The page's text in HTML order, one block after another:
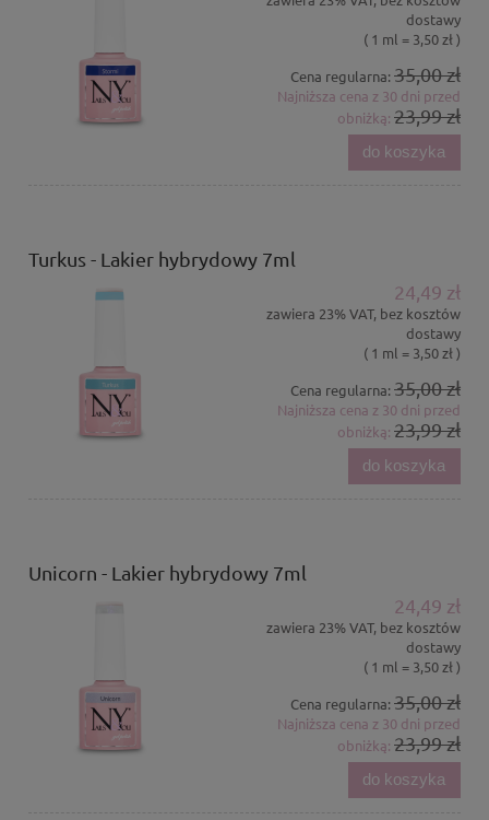
dostawy
( 1 ml = 3,50 zł )
Cena regularna: 35,00 zł
Najniższa cena z 30 dni przed
obniżką: 23,99 zł
do koszyka
Turkus - Lakier hybrydowy 7ml
24,49 zł
zawiera 23% VAT, bez kosztów
dostawy
( 1 ml = 3,50 zł )
Cena regularna: 35,00 zł
Najniższa cena z 30 dni przed
obniżką: 23,99 zł
do koszyka
Unicorn - Lakier hybrydowy 7ml
24,49 zł
zawiera 23% VAT, bez kosztów
dostawy
( 1 ml = 3,50 zł )
Cena regularna: 35,00 zł
Najniższa cena z 30 dni przed
obniżką: 23,99 zł
do koszyka